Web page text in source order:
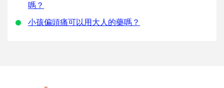
嗎？
小孩偏頭痛可以用大人的藥嗎？